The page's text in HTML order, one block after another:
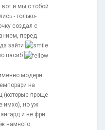
, вот и мы с тобой
- только-
создал с
перед
зайти
пасиб
модерн
на
(которые проще
имхо), но уж
и не фри
намного